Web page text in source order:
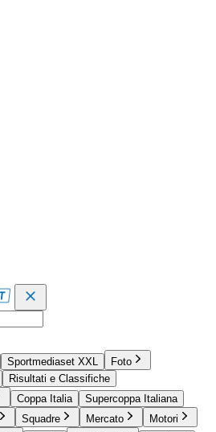
Sportmediaset XXL
Foto
Risultati e Classifiche
Coppa Italia
Supercoppa Italiana
Squadre Mercato
Motori